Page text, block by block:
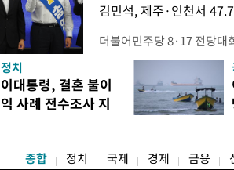
김민석, 제주·인천서
더불어민주당 8·17 전당대
보가 8일 제주·인천 지역
다. 앞서 정청래 후보 우세
·울산·경남 경선에서 1승
제주·인천 경선에서 이기
정치
이대통령, 결혼 불이
익 사례 전수조사 지
종합 정치 국제 경제 금융